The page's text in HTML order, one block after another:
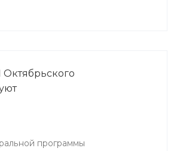
практики, педиатры,
программы